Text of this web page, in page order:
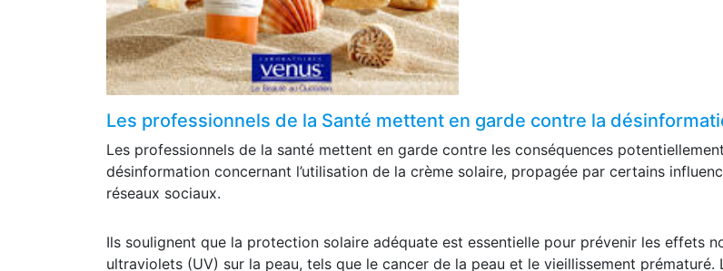
Les professionnels de la Santé mettent en garde contre la
Les professionnels de la santé mettent en garde contre les conséquences
désinformation concernant l’utilisation de la crème solaire, propagée par certains
réseaux sociaux.
Ils soulignent que la protection solaire adéquate est essentielle pour prévenir les effets
ultraviolets (UV) sur la peau, tels que le cancer de la peau et le vieillissement prématuré.